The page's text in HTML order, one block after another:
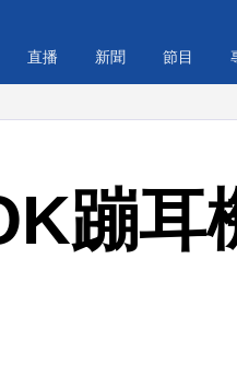
直播 新聞 節目
蹦